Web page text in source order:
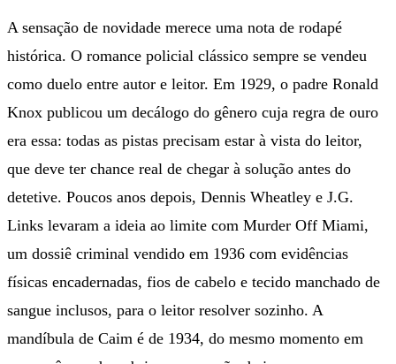
A sensação de novidade merece uma nota de rodapé
histórica. O romance policial clássico sempre se vendeu
como duelo entre autor e leitor. Em 1929, o padre Ronald
Knox publicou um decálogo do gênero cuja regra de ouro
era essa: todas as pistas precisam estar à vista do leitor,
que deve ter chance real de chegar à solução antes do
detetive. Poucos anos depois, Dennis Wheatley e J.G.
Links levaram a ideia ao limite com Murder Off Miami,
um dossiê criminal vendido em 1936 com evidências
físicas encadernadas, fios de cabelo e tecido manchado de
sangue inclusos, para o leitor resolver sozinho. A
mandíbula de Caim é de 1934, do mesmo momento em